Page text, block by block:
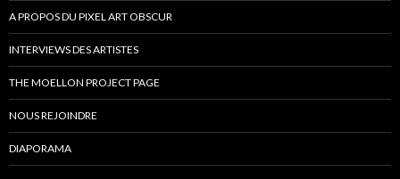
A PROPOS DU PIXEL ART OBSCUR
INTERVIEWS DES ARTISTES
THE MOELLON PROJECT PAGE
NOUS REJOINDRE
DIAPORAMA